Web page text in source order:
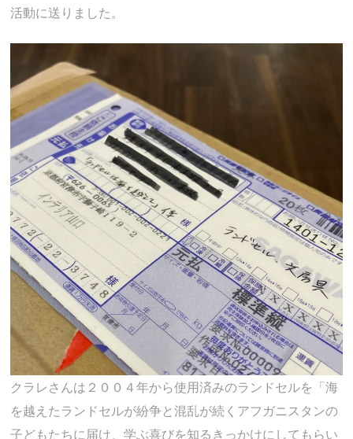
活動に送りました。
クラレさんは２００４年から使用済みのランドセルを「海
を越えたランドセルが紛争と混乱が続くアフガニスタンの
子どもたちに届け、学ぶ喜びを知るきっかけにしてもらい